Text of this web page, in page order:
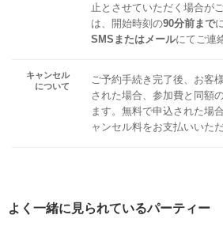
止とさせていただく場合が
は、開始時刻の90分前まで
SMSまたはメールにてご連
キャンセル
について
ご予約手続き完了後、お客
された場合、参加費と同額
ます。無料で申込された場
ャンセル料をお支払いいただ
よく一緒に見られているパーティー